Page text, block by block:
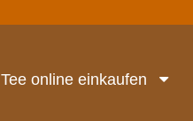
Tee online einkaufen